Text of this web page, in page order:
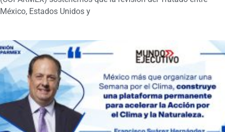
México, Estados Unidos y